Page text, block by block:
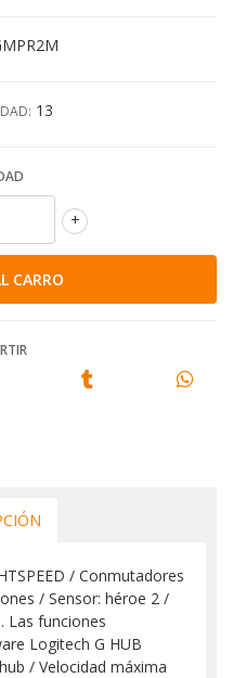
13
+
/ Conmutadores
/ Sensor: héroe 2 /
Las funciones
Logitech G HUB
/ Velocidad máxima